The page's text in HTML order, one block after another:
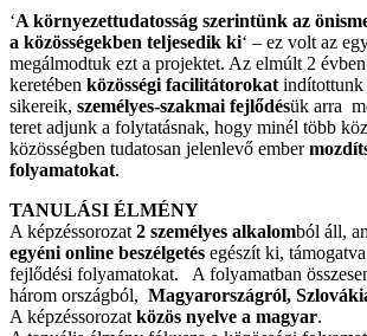
‘A környezettudatosság szerintünk az
a közösségekben teljesedik ki‘ – ez volt az
megálmodtuk ezt a projektet. Az elmúlt 2
keretében közösségi facilitátorokat indítottunk
sikereik, személyes-szakmai fejlődésük arra
teret adjunk a folytatásnak, hogy minél több
közösségben tudatosan jelenlevő ember
folyamatokat.
TANULÁSI ÉLMÉNY
A képzéssorozat 2 személyes alkalomból áll,
egyéni online beszélgetés egészít ki,
fejlődési folyamatokat. A folyamatban
három országból, Magyarországról,
A képzéssorozat közös nyelve a magyar.